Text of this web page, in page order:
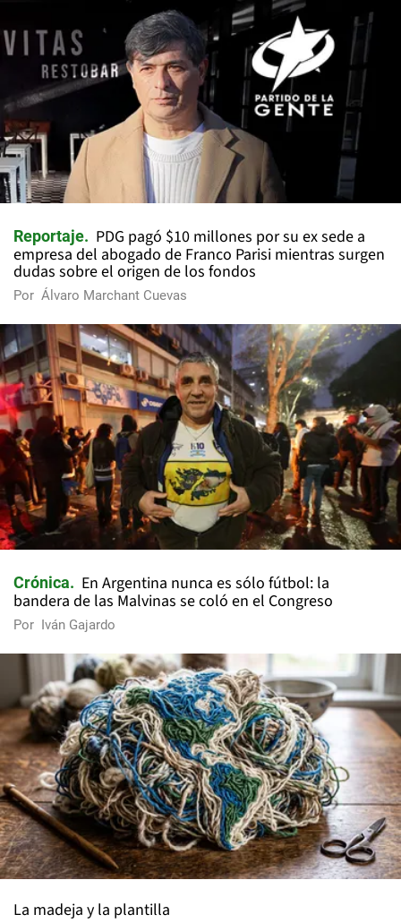
Reportaje
PDG pagó $10 millones por su ex sede a
empresa del abogado de Franco Parisi mientras surgen
dudas sobre el origen de los fondos
Por Álvaro Marchant Cuevas
Crónica
En Argentina nunca es sólo fútbol: la
bandera de las Malvinas se coló en el Congreso
Por Iván Gajardo
La madeja y la plantilla